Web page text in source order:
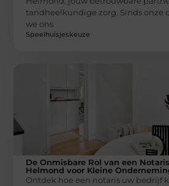
tandheelkundige zorg. Sinds onze
we ons
Speelhuisjeskeuze
De Onmisbare Rol van een
Helmond voor Kleine
Ontdek hoe een notaris uw bedrijf